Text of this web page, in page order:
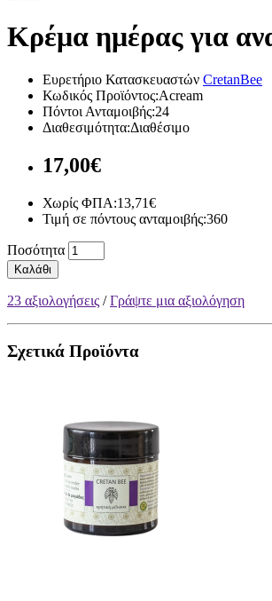
Κρέμα ημέρας για
Ευρετήριο Κατασκευαστών CretanBee
Κωδικός Προϊόντος:Acream
Πόντοι Ανταμοιβής:24
Διαθεσιμότητα:Διαθέσιμο
17,00€
Χωρίς ΦΠΑ:13,71€
Τιμή σε πόντους ανταμοιβής:360
Ποσότητα
Καλάθι
23 αξιολογήσεις /Γράψτε μια αξιολόγηση
Σχετικά Προϊόντα